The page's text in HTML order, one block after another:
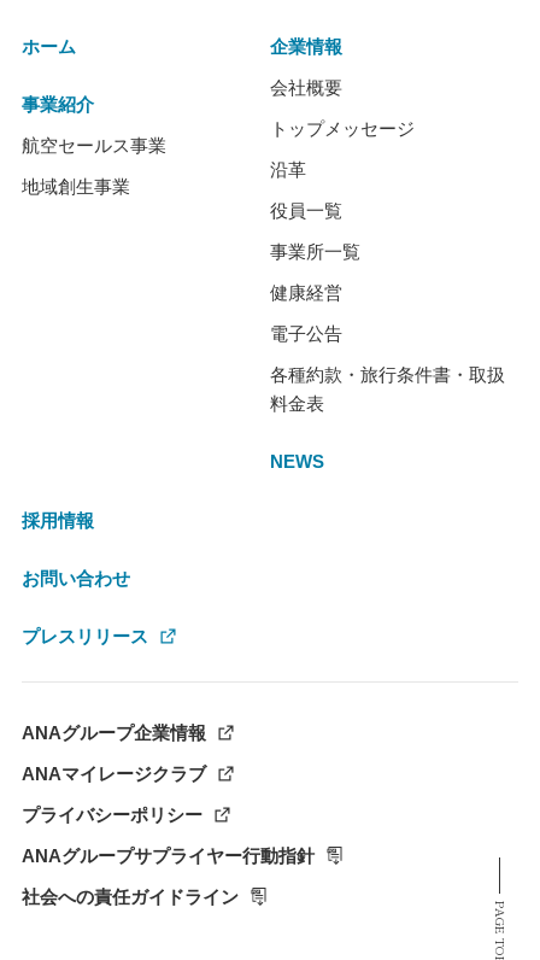
PAGE TOP
ホーム
事業紹介
航空セールス事業
地域創生事業
企業情報
会社概要
トップメッセージ
沿革
役員一覧
事業所一覧
健康経営
電子公告
各種約款・旅行条件書・取扱
料金表
NEWS
採用情報
お問い合わせ
プレスリリース
ANAグループ企業情報
ANAマイレージクラブ
プライバシーポリシー
ANAグループサプライヤー行動指針
社会への責任ガイドライン